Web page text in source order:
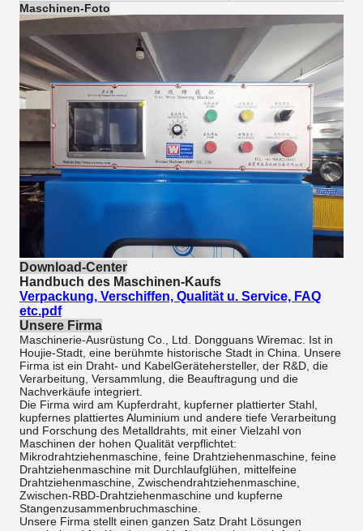
Maschinen-Foto
Download-Center
Handbuch des Maschinen-Kaufs
Verpackung, Verschiffen, Qualität u. Service, FAQ
etc.pdf
Unsere Firma
Maschinerie-Ausrüstung Co., Ltd. Dongguans Wiremac. Ist in
Houjie-Stadt, eine berühmte historische Stadt in China. Unsere
Firma ist ein Draht- und KabelGerätehersteller, der R&D, die
Verarbeitung, Versammlung, die Beauftragung und die
Nachverkäufe integriert.
Die Firma wird am Kupferdraht, kupferner plattierter Stahl,
kupfernes plattiertes Aluminium und andere tiefe Verarbeitung
und Forschung des Metalldrahts, mit einer Vielzahl von
Maschinen der hohen Qualität verpflichtet:
Mikrodrahtziehenmaschine, feine Drahtziehenmaschine, feine
Drahtziehenmaschine mit Durchlaufglühen, mittelfeine
Drahtziehenmaschine, Zwischendrahtziehenmaschine,
Zwischen-RBD-Drahtziehenmaschine und kupferne
Stangenzusammenbruchmaschine.
Unsere Firma stellt einen ganzen Satz Draht Lösungen